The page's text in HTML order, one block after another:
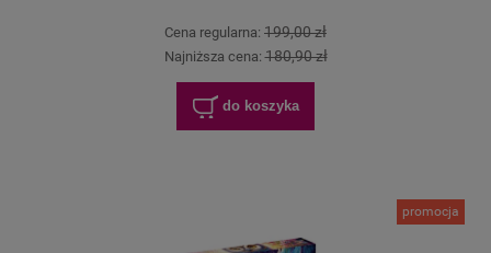
Cena regularna: 199,00 zł
Najniższa cena:180,90 zł
do koszyka
promocja